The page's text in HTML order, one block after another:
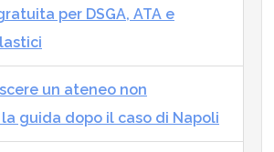
per DSGA, ATA e
un ateneo non
guida dopo il caso di Napoli